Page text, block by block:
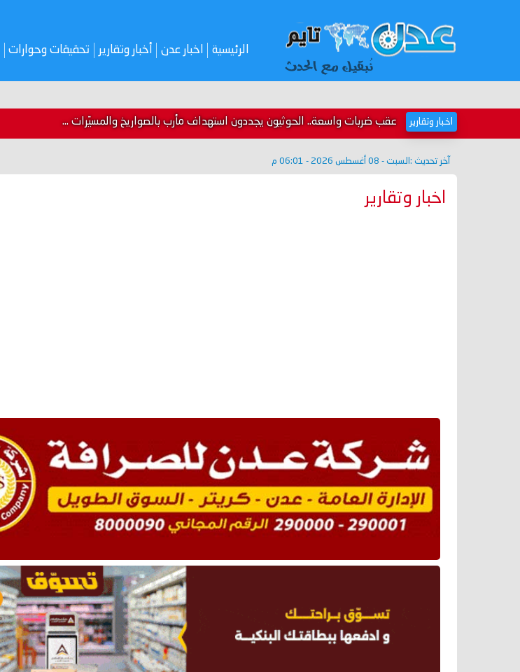
الرئيسية اخبار عدن أخبار وتقارير تحقيقات وحوارات
اخبار وتقارير عقب ضربات واسعة.. الحوثيون يجددون استهداف مأرب بالصواريخ والمسيّرات ...
آخر تحديث : السبت - 08 أغسطس 2026 - 06:01 م
اخبار وتقارير